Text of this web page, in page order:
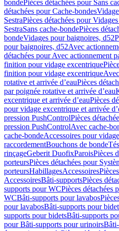
bondePièces détachées pour Sans
détachées pour Cache-bondes
SestraPièces détachées pour
SestraSans cache-bondePièces
bondeVidages pour baignoires, d52
pour baignoires, d52Avec
détachées pour Avec actionnement
finition pour vidage excentrique
finition pour vidage excentrique
rotative et arrivée d’eauPièces
par poignée rotative et arrivée d’eau
excentrique et arrivée d’eauPièces
pour vidage excentrique et arrivée
pression PushControlPièces
pression PushControlAvec cache-
cache-bondeAccessoires pour
raccordementBouchons de bondeTés
rinçageGeberit DuofixParoisPièces
porteursPièces détachées pour
porteursHabillagesAccessoires
AccessoiresBâti-supportsPièces
supports pour WCPièces détachées
WCBâti-supports pour lavabos
pour lavabosBâti-supports pour
supports pour bidetsBâti-supports
pour Bâti-supports pour urinoirs